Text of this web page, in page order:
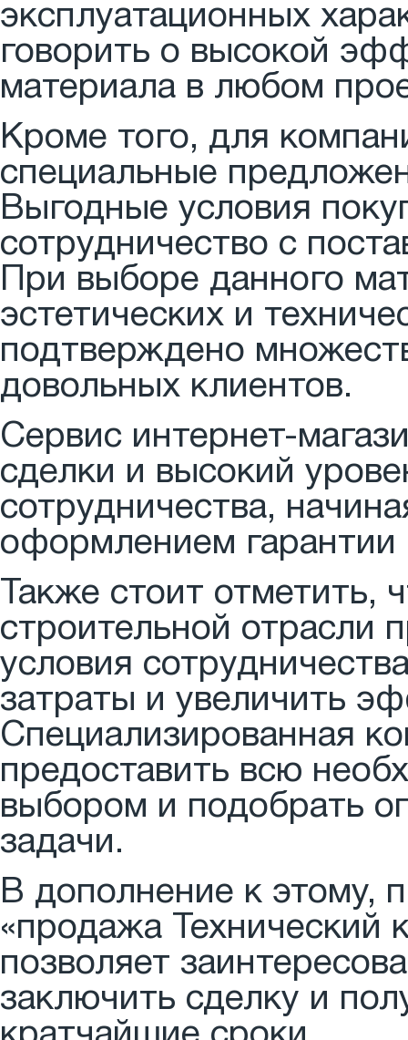
эксплуатационных
говорить о высокой
материала в любом
Кроме того, для
специальные
Выгодные условия
сотрудничество с
При выборе данного
эстетических и
подтверждено
довольных клиентов.
Сервис интернет-
сделки и высокий
сотрудничества,
оформлением гарантии
Также стоит отметить,
строительной отрасли
условия
затраты и увеличить
Специализированная
предоставить всю
выбором и подобрать
задачи.
В дополнение к этому,
«продажа Технический
позволяет
заключить сделку и